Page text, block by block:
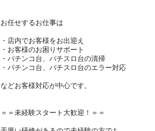
お任せするお仕事は
・店内でお客様をお出迎え
・お客様のお困りサポート
・パチンコ台、パチスロ台の清掃
・パチンコ台、パチスロ台のエラー対応
などお客様対応が中心です。
＝＝未経験スタート大歓迎！＝＝